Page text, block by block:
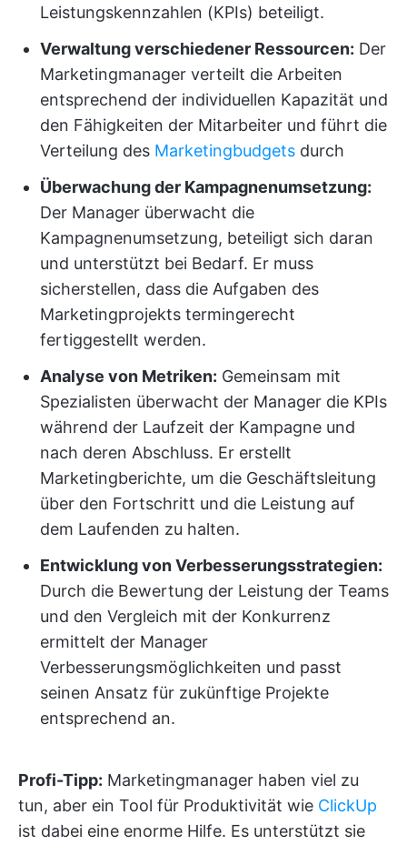
Leistungskennzahlen (KPIs) beteiligt.
Verwaltung verschiedener Ressourcen: Der
Marketingmanager verteilt die Arbeiten
entsprechend der individuellen Kapazität und
den Fähigkeiten der Mitarbeiter und führt die
Verteilung des Marketingbudgets durch
Überwachung der Kampagnenumsetzung:
Der Manager überwacht die
Kampagnenumsetzung, beteiligt sich daran
und unterstützt bei Bedarf. Er muss
sicherstellen, dass die Aufgaben des
Marketingprojekts termingerecht
fertiggestellt werden.
Analyse von Metriken: Gemeinsam mit
Spezialisten überwacht der Manager die KPIs
während der Laufzeit der Kampagne und
nach deren Abschluss. Er erstellt
Marketingberichte, um die Geschäftsleitung
über den Fortschritt und die Leistung auf
dem Laufenden zu halten.
Entwicklung von Verbesserungsstrategien:
Durch die Bewertung der Leistung der Teams
und den Vergleich mit der Konkurrenz
ermittelt der Manager
Verbesserungsmöglichkeiten und passt
seinen Ansatz für zukünftige Projekte
entsprechend an.
Profi-Tipp: Marketingmanager haben viel zu
tun, aber ein Tool für Produktivität wie ClickUp
ist dabei eine enorme Hilfe. Es unterstützt sie